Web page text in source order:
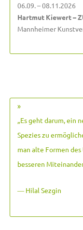
06.09. – 08.11.2026
Hartmut Kiewert –
Mannheimer
»
„Es geht darum, ein
Spezies zu
man alte Formen
besseren
― Hilal Sezgin